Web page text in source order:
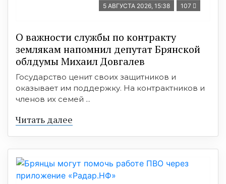
5 АВГУСТА 2026, 15:38 107
О важности службы по контракту
землякам напомнил депутат Брянской
облдумы Михаил Довгалев
Государство ценит своих защитников и
оказывает им поддержку. На контрактников и
членов их семей ...
Читать далее